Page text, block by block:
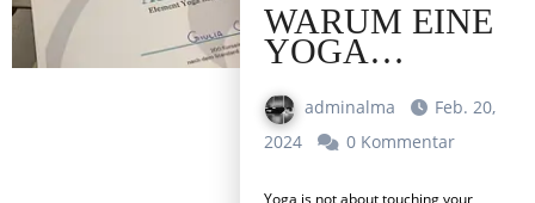
WARUM EINE
YOGA
AUSBILDUNG
MACHEN?
adminalma
Feb. 20,
2024
0 Kommentar
Yoga is not about touching your